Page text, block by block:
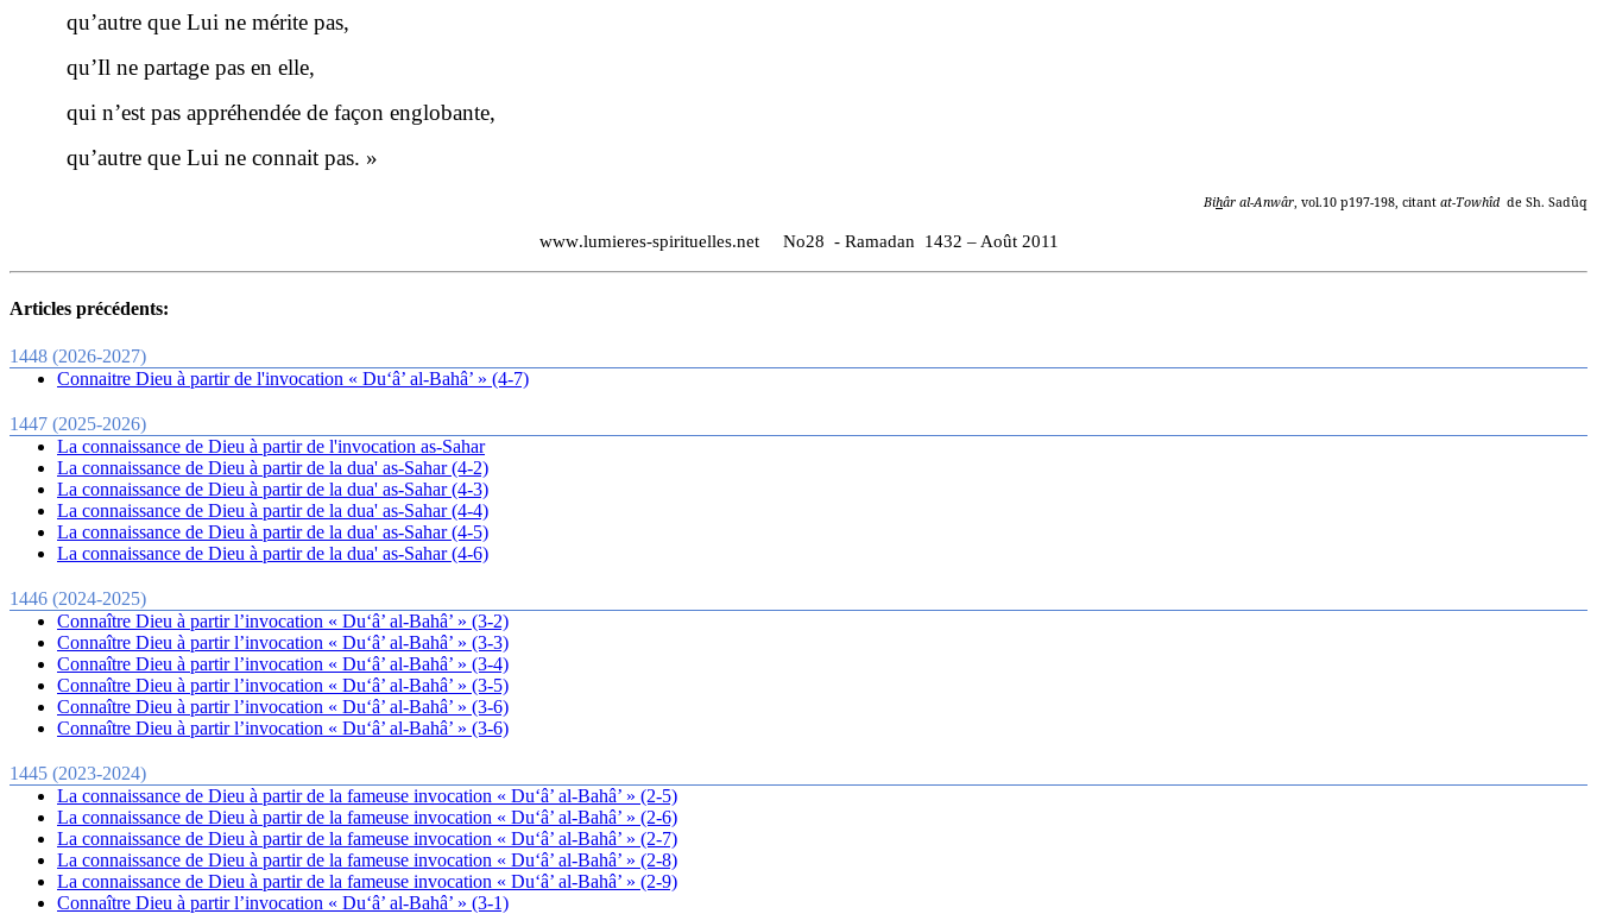
qu’autre que Lui ne mérite pas,
qu’Il ne partage pas en elle,
qui n’est pas appréhendée de façon englobante,
qu’autre que Lui ne connait pas. »
Bihâr al-Anwâr, vol.10 p197-198, citant at-Towhîd de Sh. Sadûq
www.lumieres-spirituelles.net No28 - Ramadan 1432 – Août 2011
Articles précédents:
1448 (2026-2027)
Connaitre Dieu à partir de l'invocation « Du‘â’ al-Bahâ’ » (4-7)
1447 (2025-2026)
La connaissance de Dieu à partir de l'invocation as-Sahar
La connaissance de Dieu à partir de la dua' as-Sahar (4-2)
La connaissance de Dieu à partir de la dua' as-Sahar (4-3)
La connaissance de Dieu à partir de la dua' as-Sahar (4-4)
La connaissance de Dieu à partir de la dua' as-Sahar (4-5)
La connaissance de Dieu à partir de la dua' as-Sahar (4-6)
1446 (2024-2025)
Connaître Dieu à partir l’invocation « Du‘â’ al-Bahâ’ » (3-2)
Connaître Dieu à partir l’invocation « Du‘â’ al-Bahâ’ » (3-3)
Connaître Dieu à partir l’invocation « Du‘â’ al-Bahâ’ » (3-4)
Connaître Dieu à partir l’invocation « Du‘â’ al-Bahâ’ » (3-5)
Connaître Dieu à partir l’invocation « Du‘â’ al-Bahâ’ » (3-6)
Connaître Dieu à partir l’invocation « Du‘â’ al-Bahâ’ » (3-6)
1445 (2023-2024)
La connaissance de Dieu à partir de la fameuse invocation « Du‘â’ al-Bahâ’ » (2-5)
La connaissance de Dieu à partir de la fameuse invocation « Du‘â’ al-Bahâ’ » (2-6)
La connaissance de Dieu à partir de la fameuse invocation « Du‘â’ al-Bahâ’ » (2-7)
La connaissance de Dieu à partir de la fameuse invocation « Du‘â’ al-Bahâ’ » (2-8)
La connaissance de Dieu à partir de la fameuse invocation « Du‘â’ al-Bahâ’ » (2-9)
Connaître Dieu à partir l’invocation « Du‘â’ al-Bahâ’ » (3-1)